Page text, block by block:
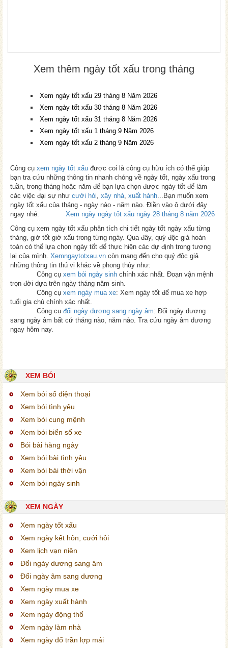
Xem thêm ngày tốt xấu trong tháng
Xem ngày tốt xấu 29 tháng 8 Năm 2026
Xem ngày tốt xấu 30 tháng 8 Năm 2026
Xem ngày tốt xấu 31 tháng 8 Năm 2026
Xem ngày tốt xấu 1 tháng 9 Năm 2026
Xem ngày tốt xấu 2 tháng 9 Năm 2026
Công cụ xem ngày tốt xấu được coi là công cụ hữu ích có thể giúp
bạn tra cứu những thông tin nhanh chóng về ngày tốt, ngày xấu trong
tuần, trong tháng hoặc năm để bạn lựa chọn được ngày tốt để làm
các việc đại sự như cưới hỏi, xây nhà, xuất hành...Bạn muốn xem
ngày tốt xấu của tháng - ngày nào - năm nào. Điền vào ô dưới đây
ngay nhé.
Xem ngày ngày tốt xấu ngày 28 tháng 8 năm 2026
Công cụ xem ngày tốt xấu phân tích chi tiết ngày tốt ngày xấu từng
tháng, giờ tốt giờ xấu trong từng ngày. Qua đây, quý độc giả hoàn
toàn có thể lựa chọn ngày tốt để thực hiện các dự định trong tương
lai của mình. Xemngaytotxau.vn còn mang đến cho quý độc giả
những thông tin thú vị khác về phong thủy như:
Công cụ xem bói ngày sinh chính xác nhất. Đoạn vận mệnh
trọn đời dựa trên ngày tháng năm sinh.
Công cụ xem ngày mua xe: Xem ngày tốt để mua xe hợp
tuổi gia chủ chính xác nhất.
Công cụ đổi ngày dương sang ngày âm: Đổi ngày dương
sang ngày âm bất cứ tháng nào, năm nào. Tra cứu ngày âm dương
ngay hôm nay.
XEM BÓI
Xem bói số điện thoại
Xem bói tình yêu
Xem bói cung mệnh
Xem bói biển số xe
Bói bài hàng ngày
Xem bói bài tình yêu
Xem bói bài thời vận
Xem bói ngày sinh
XEM NGÀY
Xem ngày tốt xấu
Xem ngày kết hôn, cưới hỏi
Xem lịch vạn niên
Đổi ngày dương sang âm
Đổi ngày âm sang dương
Xem ngày mua xe
Xem ngày xuất hành
Xem ngày động thổ
Xem ngày làm nhà
Xem ngày đổ trần lợp mái